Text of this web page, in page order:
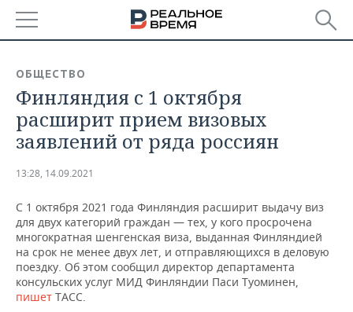
БАШКОРТОСТАН
ТАТАРСТАН
НОВОСТИ
АНАЛИТИКА
ДЕКЛАРАЦИИ О ДОХОДАХ
КОРОЛИ ГОСЗАКАЗА ПФО
ВУЗЫ ТАТАРСТАНА
НОВОСТИ ЭКОНОМИКИ
ФИНАНСЫ
БАНКИ
ПРОМЫШЛЕННОСТЬ
НОВОСТИ
ПРОМЫШЛЕННОСТИ
АГРОПРОМ
НЕДВИЖИМОСТЬ
НОВОСТИ НЕДВИЖИМОСТИ
АВТО
ОБЩЕСТВО
Финляндия с 1 октября
расширит прием визовых
заявлений от ряда россиян
13:28, 14.09.2021
С 1 октября 2021 года Финляндия расширит выдачу виз
для двух категорий граждан — тех, у кого просрочена
многократная шенгенская виза, выданная Финляндией
на срок не менее двух лет, и отправляющихся в деловую
поездку. Об этом сообщил директор департамента
консульских услуг МИД Финляндии Паси Туоминен,
пишет ТАСС.